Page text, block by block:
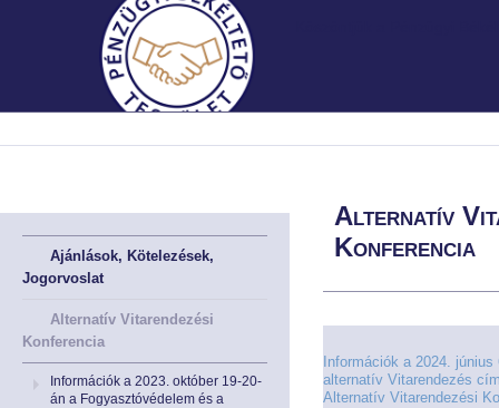
BEMUTATKOZÁS
A Testületről röviden
A Testület története
Irányadó szabályok
BEMUTATKOZÁS
A Testületről röviden
A Testület története
Irányadó szabályok
Ajánlások, Kötelezések,
Jogorvoslat
Alternatív Vitarendezési
Konferencia
Információk a 2023. október 19-20-
án a Fogyasztóvédelem és a
Alternatív
Konferencia
Információk a 2024.
alternatív Vitarendezés
Alternatív Vitarendezési